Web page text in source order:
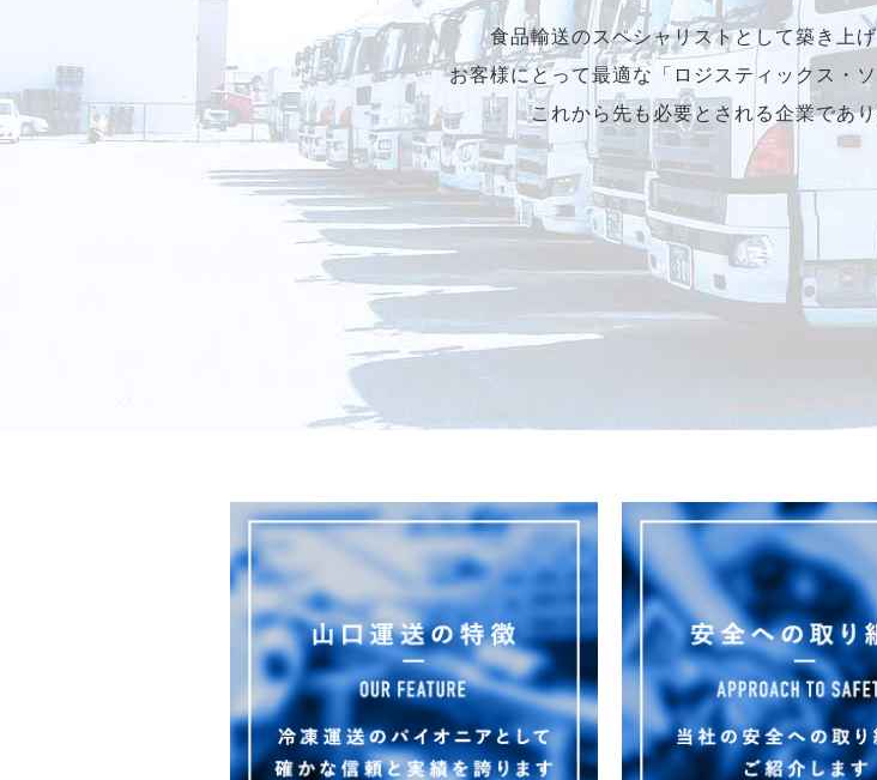
食品輸送のスペシャリストとして築き上
お客様にとって最適な「ロジスティックス・
これから先も必要とされる企業であ